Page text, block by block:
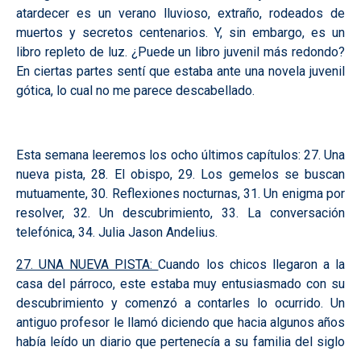
atardecer es un verano lluvioso, extraño, rodeados de
muertos y secretos centenarios. Y, sin embargo, es un
libro repleto de luz. ¿Puede un libro juvenil más redondo?
En ciertas partes sentí que estaba ante una novela juvenil
gótica, lo cual no me parece descabellado.
Esta semana leeremos los ocho últimos capítulos: 27. Una
nueva pista, 28. El obispo, 29. Los gemelos se buscan
mutuamente, 30. Reflexiones nocturnas, 31. Un enigma por
resolver, 32. Un descubrimiento, 33. La conversación
telefónica, 34. Julia Jason Andelius.
27. UNA NUEVA PISTA:Cuando los chicos llegaron a la
casa del párroco, este estaba muy entusiasmado con su
descubrimiento y comenzó a contarles lo ocurrido. Un
antiguo profesor le llamó diciendo que hacia algunos años
había leído un diario que pertenecía a su familia del siglo